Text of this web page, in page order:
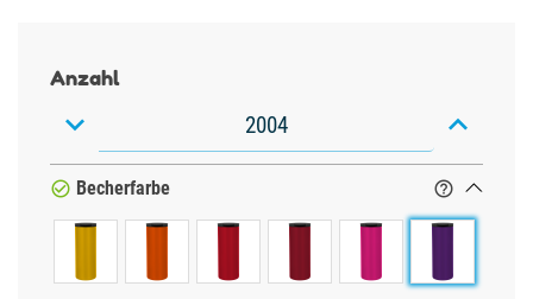
Anzahl
 

 Becherfarbe